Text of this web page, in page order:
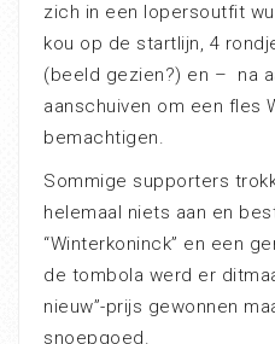
zich in een lopersoutfit
kou op de startlijn, 4
(beeld gezien?) en – na
aanschuiven om een fles
bemachtigen.
Sommige supporters
helemaal niets aan en
“Winterkoninck” en een
de tombola werd er
nieuw”-prijs gewonnen
snoepgoed.